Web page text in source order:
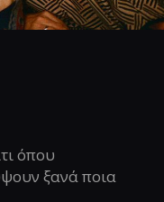
όπου
ξανά ποια